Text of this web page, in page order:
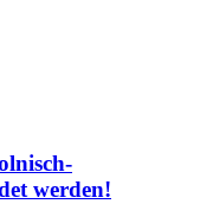
werden!